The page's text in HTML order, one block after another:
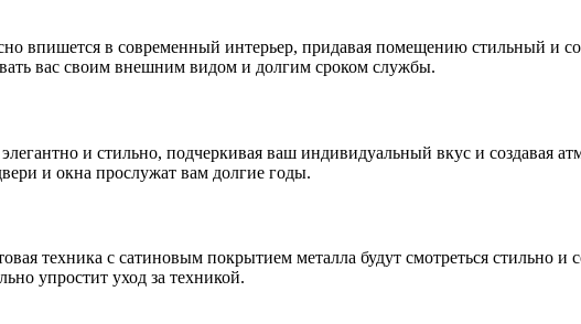
впишется в современный интерьер, придавая помещению стильный
вас своим внешним видом и долгим сроком службы.
и стильно, подчеркивая ваш индивидуальный вкус и создавая
и окна прослужат вам долгие годы.
техника с сатиновым покрытием металла будут смотреться стильно и
упростит уход за техникой.